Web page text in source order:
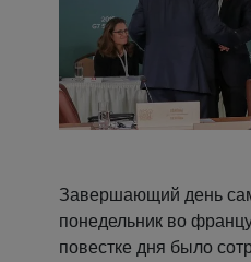
Завершающий день
понедельник во
повестке дня было